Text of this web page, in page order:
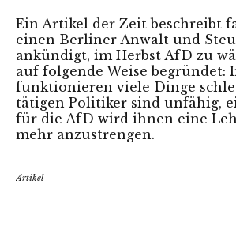
Ein Artikel der Zeit beschreibt
einen Berliner Anwalt und
ankündigt, im Herbst AfD zu
auf folgende Weise begründet:
funktionieren viele Dinge
tätigen Politiker sind unfähig,
für die AfD wird ihnen eine
mehr anzustrengen.
Artikel